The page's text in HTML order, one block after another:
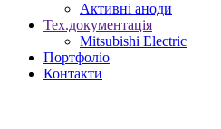
Активні аноди
Тех.документація
Mitsubishi Electric
Портфоліо
Контакти